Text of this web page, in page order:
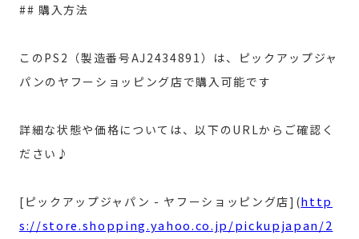
## 購入方法
このPS2（製造番号AJ2434891）は、ピックアップジャ
パンのヤフーショッピング店で購入可能です
詳細な状態や価格については、以下のURLからご確認く
ださい♪
[ピックアップジャパン - ヤフーショッピング店](http
s://store.shopping.yahoo.co.jp/pickupjapan/2